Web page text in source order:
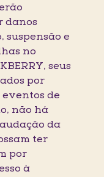
danos
e
no
seus
por
de
não há
da
ter
por
à